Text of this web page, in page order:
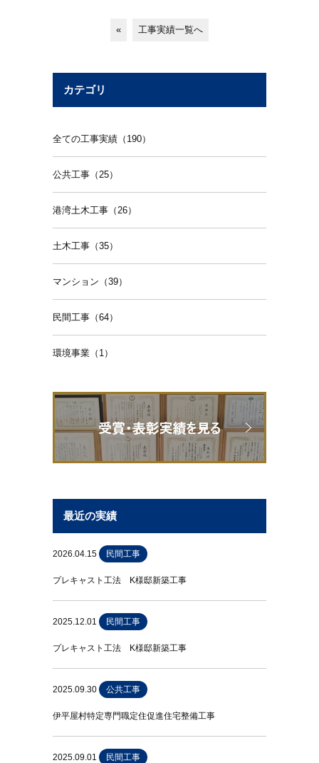
« 工事実績一覧へ
カテゴリ
全ての工事実績（190）
公共工事（25）
港湾土木工事（26）
土木工事（35）
マンション（39）
民間工事（64）
環境事業（1）
最近の実績
2026.04.15 民間工事
プレキャスト工法 K様邸新築工事
2025.12.01 民間工事
プレキャスト工法 K様邸新築工事
2025.09.30 公共工事
伊平屋村特定専門職定住促進住宅整備工事
2025.09.01 民間工事